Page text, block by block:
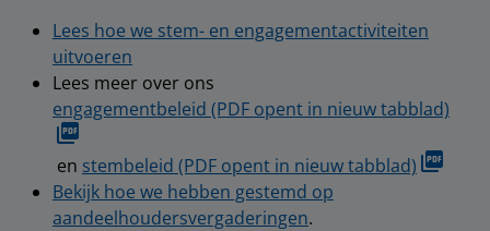
Lees hoe we stem- en engagementactiviteiten
uitvoeren
Lees meer over ons
engagementbeleid (PDF opent in nieuw tabblad)
en stembeleid (PDF opent in nieuw tabblad)
Bekijk hoe we hebben gestemd op
aandeelhoudersvergaderingen.